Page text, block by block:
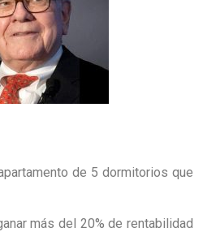
de 5 dormitorios que
más del 20% de rentabilidad